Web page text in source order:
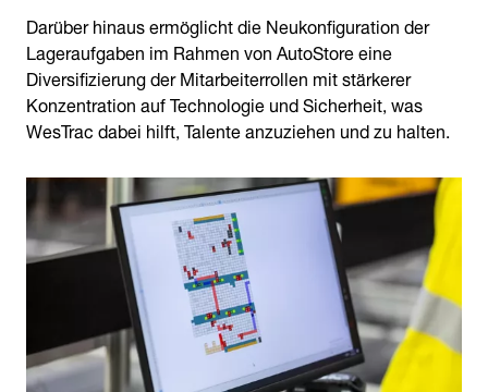
Darüber hinaus ermöglicht die Neukonfiguration der
Lageraufgaben im Rahmen von AutoStore eine
Diversifizierung der Mitarbeiterrollen mit stärkerer
Konzentration auf Technologie und Sicherheit, was
WesTrac dabei hilft, Talente anzuziehen und zu halten.